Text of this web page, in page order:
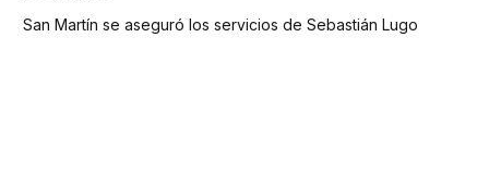
San Martín se aseguró los servicios de Sebastián Lugo